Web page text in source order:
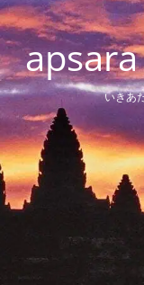
いきあ